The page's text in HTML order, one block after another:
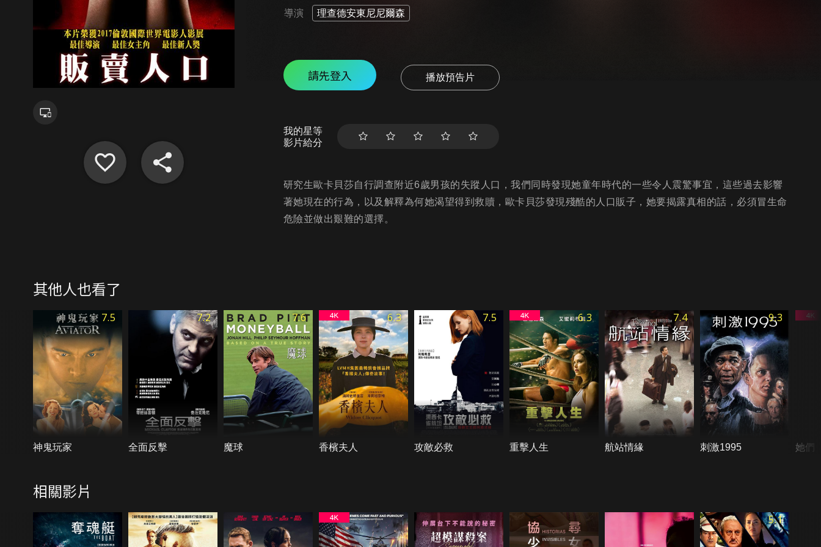
導演 理查德安東尼尼爾森
請先登入 播放預告片
我的星等
影片給分
研究生歐卡貝莎自行調查附近6歲男孩的失蹤人口，我們同時發現她童年時代的一些令人震驚事宜，這些過去影響
著她現在的行為，以及解釋為何她渴望得到救贖，歐卡貝莎發現殘酷的人口販子，她要揭露真相的話，必須冒生命
危險並做出艱難的選擇。
其他人也看了
7.5
神鬼玩家
7.2
全面反擊
7.6
魔球
6.3
香檳夫人
7.5
攻敵必救
6.3
重擊人生
7.4
航站情緣
9.3
刺激1995 她們
相關影片
5.1